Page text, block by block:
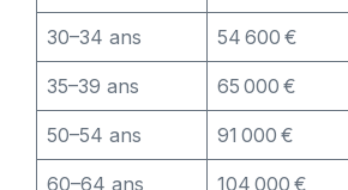
30–34 ans 54 600 €
35–39 ans 65 000 €
50–54 ans 91 000 €
60–64 ans 104 000 €